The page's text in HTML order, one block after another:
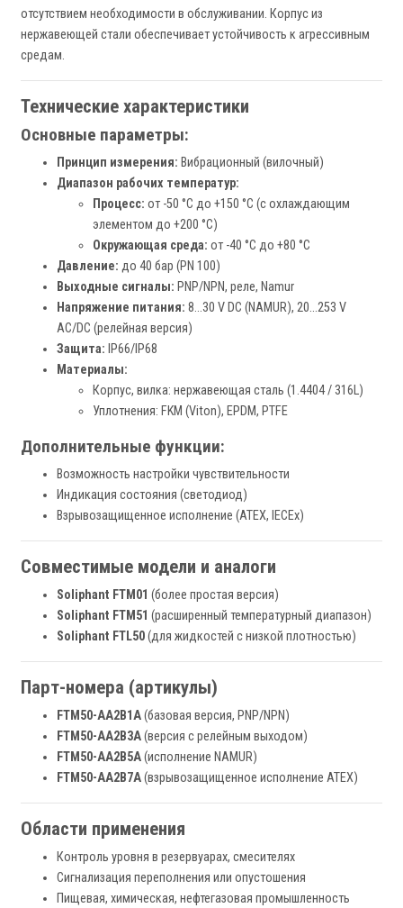
отсутствием необходимости в обслуживании. Корпус из
нержавеющей стали обеспечивает устойчивость к агрессивным
средам.
Технические характеристики
Основные параметры:
Принцип измерения: Вибрационный (вилочный)
Диапазон рабочих температур:
Процесс: от -50 °C до +150 °C (с охлаждающим
элементом до +200 °C)
Окружающая среда: от -40 °C до +80 °C
Давление: до 40 бар (PN 100)
Выходные сигналы: PNP/NPN, реле, Namur
Напряжение питания: 8…30 V DC (NAMUR), 20…253 V
AC/DC (релейная версия)
Защита: IP66/IP68
Материалы:
Корпус, вилка: нержавеющая сталь (1.4404 / 316L)
Уплотнения: FKM (Viton), EPDM, PTFE
Дополнительные функции:
Возможность настройки чувствительности
Индикация состояния (светодиод)
Взрывозащищенное исполнение (ATEX, IECEx)
Совместимые модели и аналоги
Soliphant FTM01 (более простая версия)
Soliphant FTM51 (расширенный температурный диапазон)
Soliphant FTL50(для жидкостей с низкой плотностью)
Парт-номера (артикулы)
FTM50-AA2B1A(базовая версия, PNP/NPN)
FTM50-AA2B3A(версия с релейным выходом)
FTM50-AA2B5A(исполнение NAMUR)
FTM50-AA2B7A(взрывозащищенное исполнение ATEX)
Области применения
Контроль уровня в резервуарах, смесителях
Сигнализация переполнения или опустошения
Пищевая, химическая, нефтегазовая промышленность